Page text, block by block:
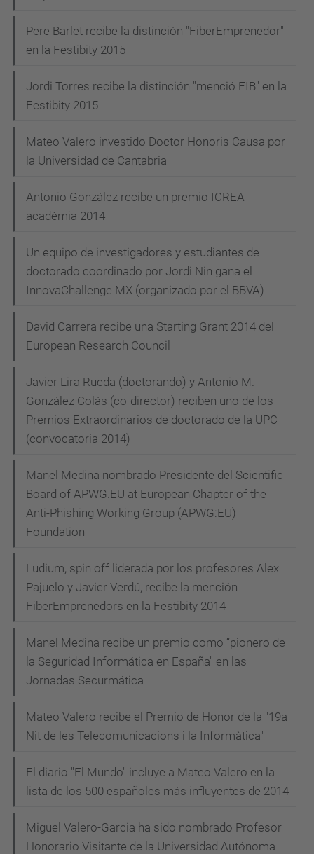
Pere Barlet recibe la distinción "FiberEmprenedor"
en la Festibity 2015
Jordi Torres recibe la distinción "menció FIB" en la
Festibity 2015
Mateo Valero investido Doctor Honoris Causa por
la Universidad de Cantabria
Antonio González recibe un premio ICREA
acadèmia 2014
Un equipo de investigadores y estudiantes de
doctorado coordinado por Jordi Nin gana el
InnovaChallenge MX (organizado por el BBVA)
David Carrera recibe una Starting Grant 2014 del
European Research Council
Javier Lira Rueda (doctorando) y Antonio M.
González Colás (co-director) reciben uno de los
Premios Extraordinarios de doctorado de la UPC
(convocatoria 2014)
Manel Medina nombrado Presidente del Scientific
Board of APWG.EU at European Chapter of the
Anti-Phishing Working Group (APWG:EU)
Foundation
Ludium, spin off liderada por los profesores Alex
Pajuelo y Javier Verdú, recibe la mención
FiberEmprenedors en la Festibity 2014
Manel Medina recibe un premio como “pionero de
la Seguridad Informática en España" en las
Jornadas Securmática
Mateo Valero recibe el Premio de Honor de la "19a
Nit de les Telecomunicacions i la Informàtica"
El diario "El Mundo" incluye a Mateo Valero en la
lista de los 500 españoles más influyentes de 2014
Miguel Valero-Garcia ha sido nombrado Profesor
Honorario Visitante de la Universidad Autónoma